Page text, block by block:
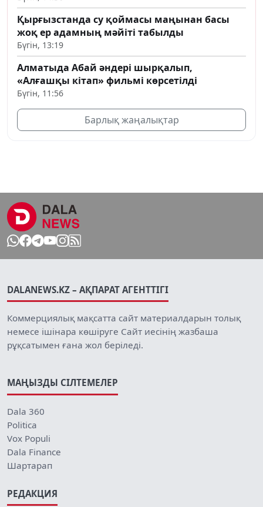
Қырғызстанда су қоймасы маңынан басы
жоқ ер адамның мәйіті табылды
Бүгін, 13:19
Алматыда Абай әндері шырқалып,
«Алғашқы кітап» фильмі көрсетілді
Бүгін, 11:56
Барлық жаңалықтар
DALANEWS.KZ – АҚПАРАТ АГЕНТТІГІ
Коммерциялық мақсатта сайт материалдарын толық
немесе ішінара көшіруге Сайт иесінің жазбаша
рұқсатымен ғана жол беріледі.
МАҢЫЗДЫ СІЛТЕМЕЛЕР
Dala 360
Politica
Vox Populi
Dala Finance
Шартарап
РЕДАКЦИЯ